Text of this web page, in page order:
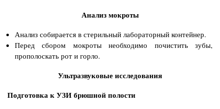
Анализ мокроты
Анализ собирается в стерильный лабораторный контейнер.
Перед сбором мокроты необходимо почистить зубы,
прополоскать рот и горло.
Ультразвуковые исследования
Подготовка к УЗИ брюшной полости